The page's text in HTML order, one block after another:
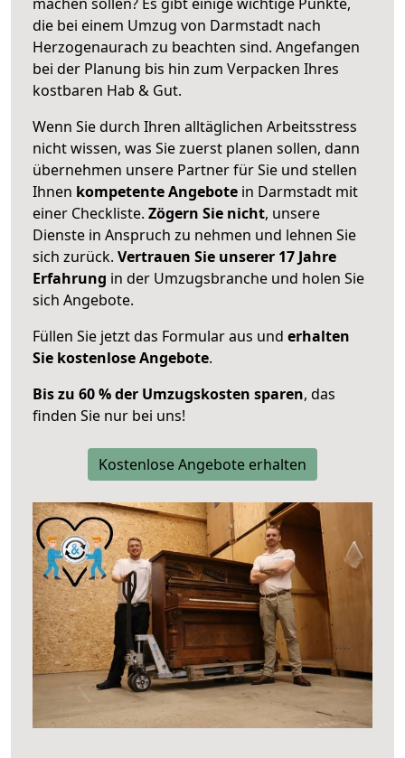
die bei einem Umzug von Darmstadt nach
Herzogenaurach zu beachten sind. Angefangen
bei der Planung bis hin zum Verpacken Ihres
kostbaren Hab & Gut.
Wenn Sie durch Ihren alltäglichen Arbeitsstress
nicht wissen, was Sie zuerst planen sollen, dann
übernehmen unsere Partner für Sie und stellen
Ihnen kompetente Angebote in Darmstadt mit
einer Checkliste. Zögern Sie nicht, unsere
Dienste in Anspruch zu nehmen und lehnen Sie
sich zurück. Vertrauen Sie unserer 17 Jahre
Erfahrung in der Umzugsbranche und holen Sie
sich Angebote.
Füllen Sie jetzt das Formular aus und erhalten
Sie kostenlose Angebote.
Bis zu 60 % der Umzugskosten sparen, das
finden Sie nur bei uns!
Kostenlose Angebote erhalten